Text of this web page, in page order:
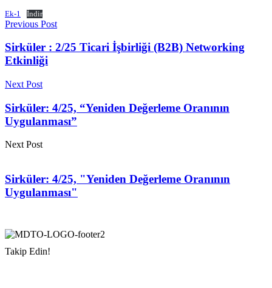
Ek-1 İndir
Previous Post
Sirküler : 2/25 Ticari İşbirliği (B2B) Networking
Etkinliği
Next Post
Sirküler: 4/25, “Yeniden Değerleme Oranının
Uygulanması”
Next Post
Sirküler: 4/25, "Yeniden Değerleme Oranının
Uygulanması"
Takip Edin!